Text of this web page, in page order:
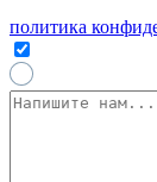
политика